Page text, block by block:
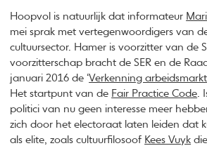
Hoopvol is natuurlijk dat informateur
mei sprak met vertegenwoordigers van
cultuursector. Hamer is voorzitter van de
voorzitterschap bracht de SER en de
januari 2016 de ‘Verkenning arbeidsmarkt
Het startpunt van de Fair Practice Code.
politici van nu geen interesse meer
zich door het electoraat laten leiden dat
als elite, zoals cultuurfilosoof Kees Vuyk